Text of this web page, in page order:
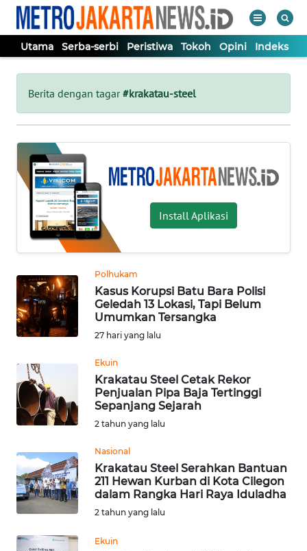
Utama Serba-serbi Peristiwa Tokoh Opini Indeks
Berita dengan tagar#krakatau-steel
Install Aplikasi
Polhukam
Kasus Korupsi Batu Bara Polisi
Geledah 13 Lokasi, Tapi Belum
Umumkan Tersangka
27 hari yang lalu
Ekuin
Krakatau Steel Cetak Rekor
Penjualan Pipa Baja Tertinggi
Sepanjang Sejarah
2 tahun yang lalu
Nasional
Krakatau Steel Serahkan Bantuan
211 Hewan Kurban di Kota Cilegon
dalam Rangka Hari Raya Iduladha
2 tahun yang lalu
Ekuin
Tutup
UTAMA
SERBA-
SERBI
PERISTIWA
TOKOH
OPINI
Informasi
INDEKS
BERITA
KONTAK
KAMI
INFO
IKLAN
TENTANG